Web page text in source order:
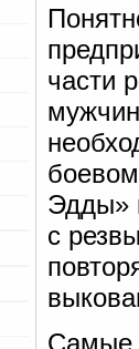
части
Эдды»
с
Самые